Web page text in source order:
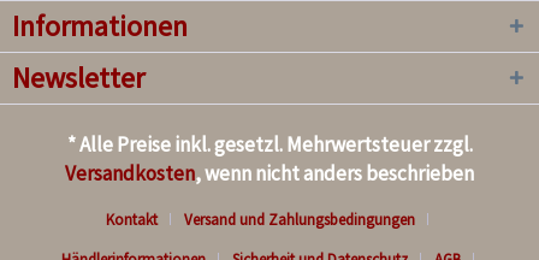
Informationen
Newsletter
* Alle Preise inkl. gesetzl. Mehrwertsteuer zzgl.
Versandkosten, wenn nicht anders beschrieben
Kontakt
Versand und Zahlungsbedingungen